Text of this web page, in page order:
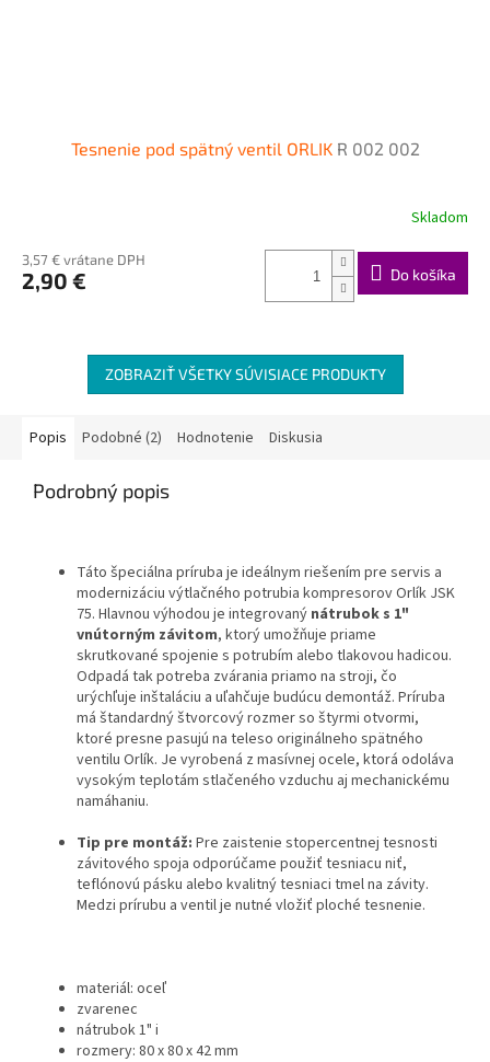
Tesnenie pod spätný ventil ORLIK R 002 002
Skladom
3,57 € vrátane DPH
2,90 € Do košíka
ZOBRAZIŤ VŠETKY SÚVISIACE PRODUKTY
Popis Podobné (2) Hodnotenie Diskusia
Podrobný popis
Táto špeciálna príruba je ideálnym riešením pre servis a
modernizáciu výtlačného potrubia kompresorov Orlík JSK
75. Hlavnou výhodou je integrovaný nátrubok s 1"
vnútorným závitom, ktorý umožňuje priame
skrutkované spojenie s potrubím alebo tlakovou hadicou.
Odpadá tak potreba zvárania priamo na stroji, čo
urýchľuje inštaláciu a uľahčuje budúcu demontáž. Príruba
má štandardný štvorcový rozmer so štyrmi otvormi,
ktoré presne pasujú na teleso originálneho spätného
ventilu Orlík. Je vyrobená z masívnej ocele, ktorá odoláva
vysokým teplotám stlačeného vzduchu aj mechanickému
namáhaniu.
Tip pre montáž: Pre zaistenie stopercentnej tesnosti
závitového spoja odporúčame použiť tesniacu niť,
teflónovú pásku alebo kvalitný tesniaci tmel na závity.
Medzi prírubu a ventil je nutné vložiť ploché tesnenie.
materiál: oceľ
zvarenec
nátrubok 1" i
rozmery: 80 x 80 x 42 mm